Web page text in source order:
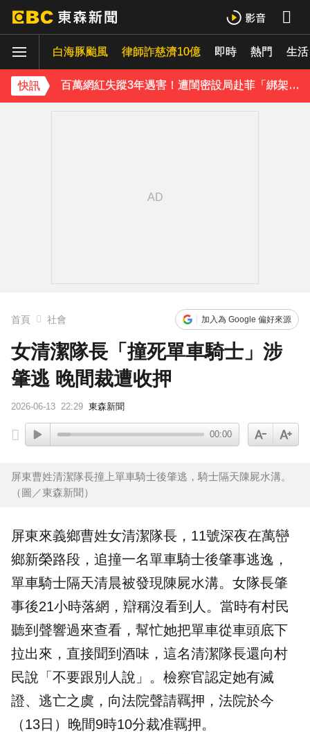
白海豚颱風 律師詐慈濟10億 即時 熱門 生活
快訊
庹宗康資產全給老婆！「名下只剩1台車」結婚15年保鮮秘訣曝
百萬網紅失蹤3年遇害！遭閨密設局赴菲「綁架撕票」千萬贖金救不回
首頁 社會 加入為 Google 偏好來源
女清潔隊長「撞死單車騎士」涉
肇逃 晚間裁遭收押
2026-06-13 22:29 東森新聞
00:00
屏東曹姓清潔隊長撞上單車騎士後肇逃，騎士隔天陳屍水溝。
（圖／東森新聞）
屏東來義鄉曹姓女清潔隊長 ，11號深夜在萬巒
鄉新榮路段，追撞一名單車騎士後肇事逃逸 ，
單車騎士隔天清晨被發現陳屍水溝。女隊長肇
事後21小時落網，辯稱沒看到人。當時有村民
聽到聲響過來查看，幫忙她把單車從車頭底下
拉出來，直接聞到酒味，這名清潔隊長還向村
民說「不要跟別人說」。檢察官認定她有滅
證、逃亡之虞，向法院聲請羈押，法院於今
（13日）晚間9時10分裁准羈押。